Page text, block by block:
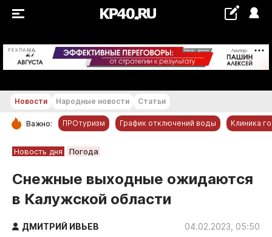
РЕКЛАМА +22...+23 °С
РУБРИКИ
Новости компаний
Статьи
Народные новости
Новости Народные новости Статьи
Важно: ПРОтуризм График отключений воды Клиника
Новость дня Погода
Снежные выходные ожидаются
в Калужской области
ДМИТРИЙ ИВЬЕВ 04.02.2023, 05:50